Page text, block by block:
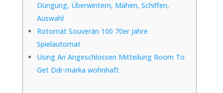
Düngung, Überwintern, Mähen, Schiffen,
Auswahl
Rotomat Souverän 100 70er Jahre
Spielautomat
Using An Angeschlossen Mitteilung Room To
Get Ddr-marka wohnhaft